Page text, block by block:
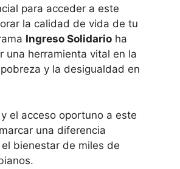
para acceder a este
la calidad de vida de tu
Ingreso Solidario ha
una herramienta vital en la
y la desigualdad en
el acceso oportuno a este
una diferencia
bienestar de miles de